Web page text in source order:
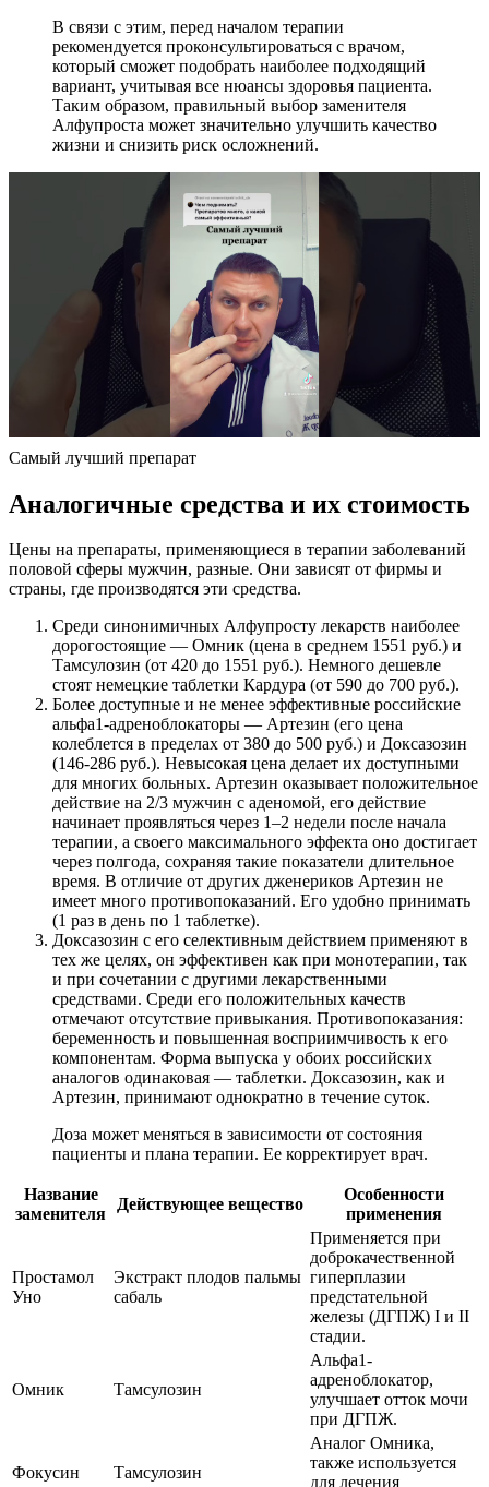
В связи с этим, перед началом терапии
рекомендуется проконсультироваться с врачом,
который сможет подобрать наиболее подходящий
вариант, учитывая все нюансы здоровья пациента.
Таким образом, правильный выбор заменителя
Алфупроста может значительно улучшить качество
жизни и снизить риск осложнений.
Самый лучший препарат
Аналогичные средства и их стоимость
Цены на препараты, применяющиеся в терапии заболеваний
половой сферы мужчин, разные. Они зависят от фирмы и
страны, где производятся эти средства.
Среди синонимичных Алфупросту лекарств наиболее
дорогостоящие — Омник (цена в среднем 1551 руб.) и
Тамсулозин (от 420 до 1551 руб.). Немного дешевле
стоят немецкие таблетки Кардура (от 590 до 700 руб.).
Более доступные и не менее эффективные российские
альфа1-адреноблокаторы — Артезин (его цена
колеблется в пределах от 380 до 500 руб.) и Доксазозин
(146-286 руб.). Невысокая цена делает их доступными
для многих больных. Артезин оказывает положительное
действие на 2/3 мужчин с аденомой, его действие
начинает проявляться через 1–2 недели после начала
терапии, а своего максимального эффекта оно достигает
через полгода, сохраняя такие показатели длительное
время. В отличие от других дженериков Артезин не
имеет много противопоказаний. Его удобно принимать
(1 раз в день по 1 таблетке).
Доксазозин с его селективным действием применяют в
тех же целях, он эффективен как при монотерапии, так
и при сочетании с другими лекарственными
средствами. Среди его положительных качеств
отмечают отсутствие привыкания. Противопоказания:
беременность и повышенная восприимчивость к его
компонентам. Форма выпуска у обоих российских
аналогов одинаковая — таблетки. Доксазозин, как и
Артезин, принимают однократно в течение суток.
Доза может меняться в зависимости от состояния
пациенты и плана терапии. Ее корректирует врач.
Название
заменителя
Действующее вещество
Особенности
применения
Простамол
Уно
Экстракт плодов пальмы
сабаль
Применяется при
доброкачественной
гиперплазии
предстательной
железы (ДГПЖ) I и II
стадии.
Омник Тамсулозин
Альфа1-
адреноблокатор,
улучшает отток мочи
при ДГПЖ.
Фокусин Тамсулозин
Аналог Омника,
также используется
для лечения